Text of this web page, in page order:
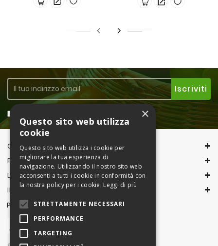
CONTACT INFORMATION
PRODOTTI
LA NOSTRA AZIENDA
IL TUO ACCOUNT
PAGAMENTI CON
×
Questo sito web utilizza
cookie
Questo sito web utilizza i cookie per
migliorare la tua esperienza di
navigazione. Utilizzando il nostro sito web
acconsenti a tutti i cookie in conformità con
la nostra policy per i cookie. Leggi di più
STRETTAMENTE NECESSARI
PERFORMANCE
TARGETING